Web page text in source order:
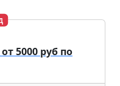
5000 руб по